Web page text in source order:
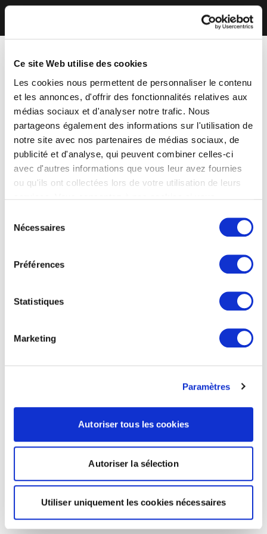
Ce site Web utilise des cookies
Les cookies nous permettent de personnaliser le contenu
et les annonces, d'offrir des fonctionnalités relatives aux
médias sociaux et d'analyser notre trafic. Nous
partageons également des informations sur l'utilisation de
notre site avec nos partenaires de médias sociaux, de
publicité et d'analyse, qui peuvent combiner celles-ci
avec d'autres informations que vous leur avez fournies
ou qu'ils ont collectées lors de votre utilisation de leurs
Nécessaires
Préférences
Statistiques
Marketing
Paramètres
Autoriser tous les cookies
Autoriser la sélection
Utiliser uniquement les cookies nécessaires